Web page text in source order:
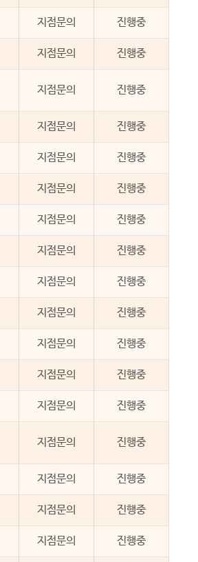
지점문의 진행중
지점문의 진행중
지점문의 진행중
지점문의 진행중
지점문의 진행중
지점문의 진행중
지점문의 진행중
지점문의 진행중
지점문의 진행중
지점문의 진행중
지점문의 진행중
지점문의 진행중
지점문의 진행중
지점문의 진행중
지점문의 진행중
지점문의 진행중
지점문의 진행중